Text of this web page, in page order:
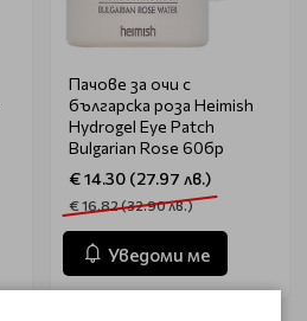
Пачове за очи с
българска роза Heimish
Hydrogel Eye Patch
Bulgarian Rose 60бр
€ 14.30 (27.97 лв.)
€ 16.82 (32.90 лв.)
Уведоми ме